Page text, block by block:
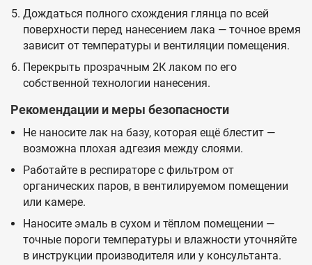
Дождаться полного схождения глянца по всей
поверхности перед нанесением лака — точное время
зависит от температуры и вентиляции помещения.
Перекрыть прозрачным 2К лаком по его
собственной технологии нанесения.
Рекомендации и меры безопасности
Не наносите лак на базу, которая ещё блестит —
возможна плохая адгезия между слоями.
Работайте в респираторе с фильтром от
органических паров, в вентилируемом помещении
или камере.
Наносите эмаль в сухом и тёплом помещении —
точные пороги температуры и влажности уточняйте
в инструкции производителя или у консультанта.